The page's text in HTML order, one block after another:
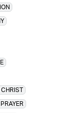
CHRIST